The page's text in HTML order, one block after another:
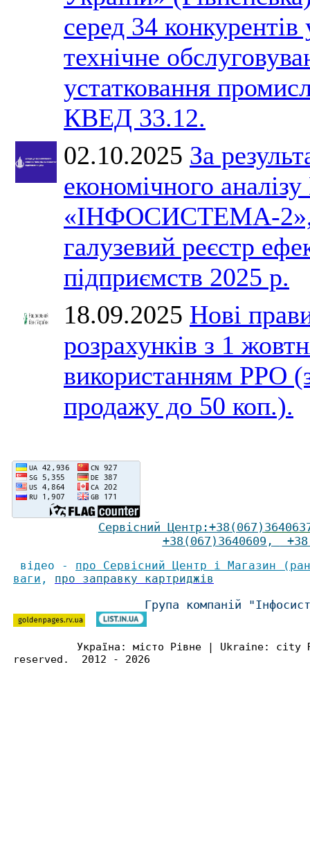
серед 34 конкурентів
технічне
устатковання
КВЕД 33.12.
02.10.2025 За
економічного
«ІНФОСИСТЕМА-2»,
галузевий реєстр
підприємств 2025 р.
18.09.2025 Нові
розрахунків з 1
використанням РРО
продажу до 50 коп.).
Сервісний Центр :+38(067)
+38(067)3640609 ,
відео - про Сервісний Центр і Магазин
ваги , про заправку картриджів
Група компаній
Україна: місто Рівне | Ukraine:
reserved. 2012 - 2026